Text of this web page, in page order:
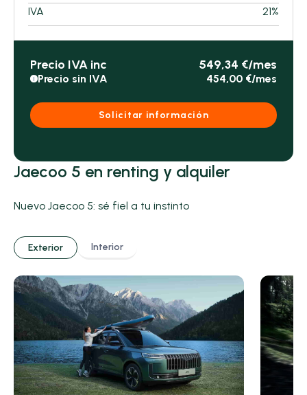
IVA
21%
Precio IVA inc 549,34 €/mes
i Precio sin IVA 454,00 €/mes
Solicitar información
Jaecoo 5 en renting y alquiler
Nuevo Jaecoo 5: sé fiel a tu instinto
Exterior Interior